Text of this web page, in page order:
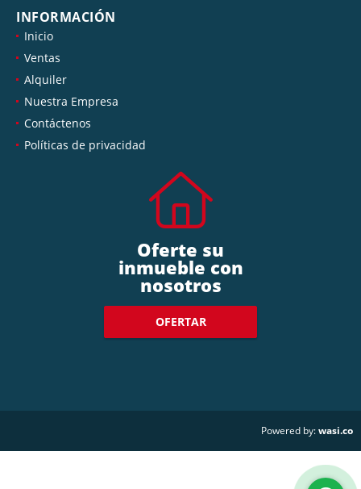
INFORMACIÓN
Inicio
Ventas
Alquiler
Nuestra Empresa
Contáctenos
Políticas de privacidad
Oferte su
inmueble con
nosotros
OFERTAR
Powered by:wasi.co